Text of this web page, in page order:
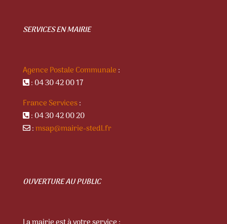
SERVICES EN MAIRIE
Agence Postale Communale :
: 04 30 42 00 17
France Services:
: 04 30 42 00 20
:msap@mairie-stedl.fr
OUVERTURE AU PUBLIC